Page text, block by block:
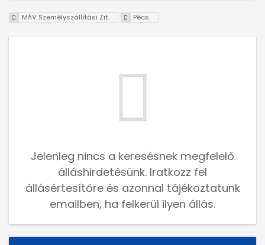
MÁV Személyszállítási Zrt. Pécs
Jelenleg nincs a keresésnek megfelelő
álláshirdetésünk. Iratkozz fel
állásértesítőre és azonnal tájékoztatunk
emailben, ha felkerül ilyen állás.